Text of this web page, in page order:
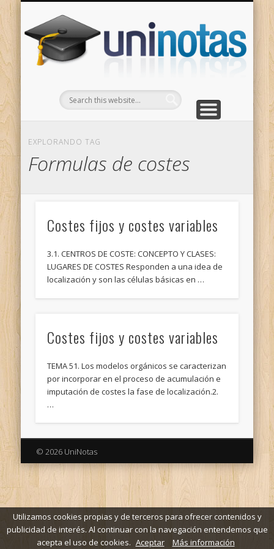
EXPLORANDO TAG
Formulas de costes
Costes fijos y costes variables
3.1. CENTROS DE COSTE: CONCEPTO Y CLASES:
LUGARES DE COSTES Responden a una idea de
localización y son las células básicas en …
Costes fijos y costes variables
TEMA 51. Los modelos orgánicos se caracterizan
por incorporar en el proceso de acumulación e
imputación de costes la fase de localización.2.
…
© 2026 UniNotas
Utilizamos cookies propias y de terceros para ofrecer contenidos y
publicidad de interés. Al continuar con la navegación entendemos que
acepta el uso de cookies. Aceptar Más información